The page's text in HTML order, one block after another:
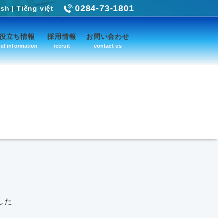
|Tiếng việt 0284-73-1801
立ち情報
information
採用情報
recruit
お問い合わせ
contact us
た